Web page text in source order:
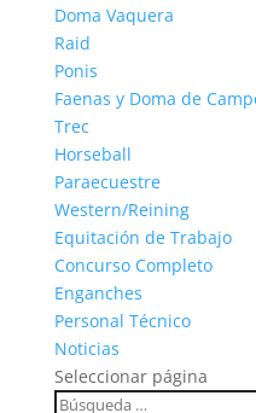
Doma Vaquera
Raid
Ponis
Faenas y Doma de
Trec
Horseball
Paraecuestre
Western/Reining
Equitación de Trabajo
Concurso Completo
Enganches
Personal Técnico
Noticias
Seleccionar página